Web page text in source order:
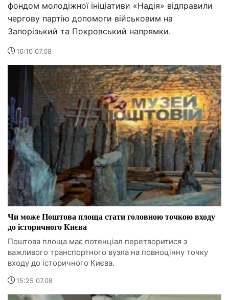
фондом молодіжної ініціативи «Надія» відправили
чергову партію допомоги військовим на
Запорізький та Покровський напрямки.
16:10 07.08
Чи може Поштова площа стати головною точкою входу
до історичного Києва
Поштова площа має потенціал перетворитися з
важливого транспортного вузла на повноцінну точку
входу до історичного Києва.
15:25 07.08